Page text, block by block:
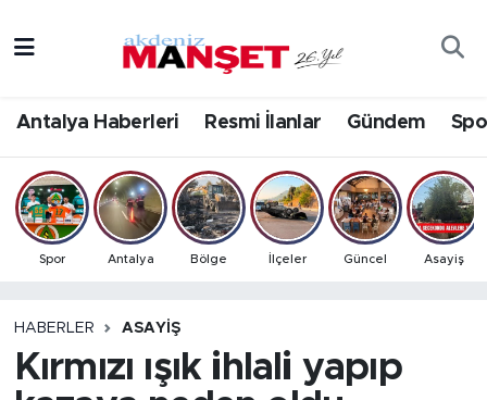
Antalya Haberleri Resmi İlanlar Gündem
Spor Antalya Bölge İlçeler Güncel Asayiş
HABERLER ASAYIŞ
Kırmızı ışık ihlali yapıp
Bilim & Teknoloji
Eğitim
Ekonomi
Gündem
Antalya Hava Durumu
Antalya Namaz Vakitleri
Antalya Trafik Yoğunluk Haritası
Tüm Manşetler